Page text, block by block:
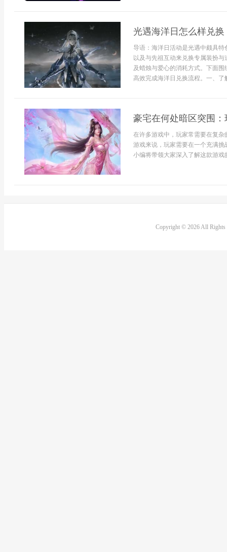
光遇海洋日怎么样兑换
导语：海洋日活动是光遇中颇具
以及与先祖互动来兑换专属装扮
及蜡烛与爱心的消耗方式。下面
高效完成海洋日兑换流程。一、了
豪宅在何处暗区突围
在许多游戏中，玩家常需要在复
游戏来说，玩家需要在一个充满
小编将带领大家深入了解这款游戏
Copyright © 2026 All